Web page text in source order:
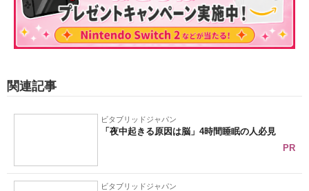
関連記事
ビタブリッドジャパン
「夜中起きる原因は脳」4時間睡眠の人必見
PR
ビタブリッドジャパン